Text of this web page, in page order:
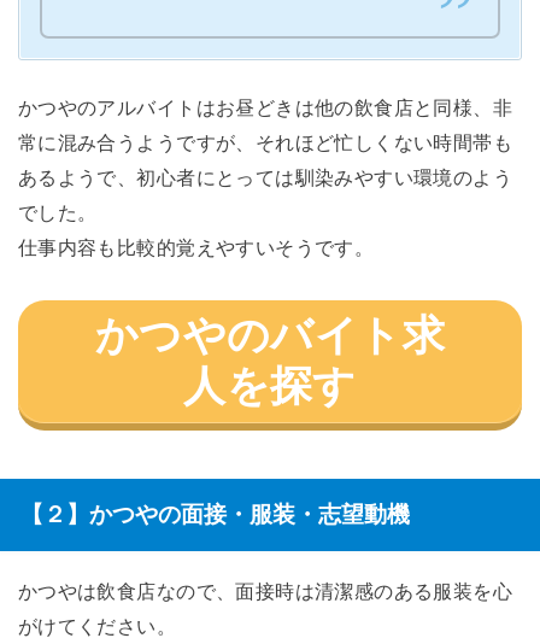
かつやのアルバイトはお昼どきは他の飲食店と同様、非
常に混み合うようですが、それほど忙しくない時間帯も
あるようで、初心者にとっては馴染みやすい環境のよう
でした。
仕事内容も比較的覚えやすいそうです。
かつやのバイト求
人を探す
【２】かつやの面接・服装・志望動機
かつやは飲食店なので、面接時は清潔感のある服装を心
がけてください。